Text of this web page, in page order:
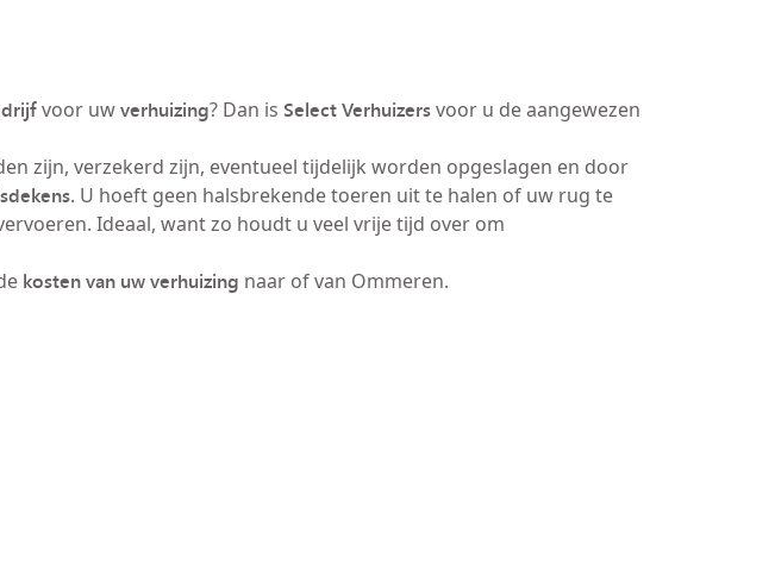
voor uwverhuizing? Dan is Select Verhuizersvoor u de aangewezen
zijn, verzekerd zijn, eventueel tijdelijk worden opgeslagen en door
. U hoeft geen halsbrekende toeren uit te halen of uw rug te
Ideaal, want zo houdt u veel vrije tijd over om
kosten van uw verhuizing naar of van Ommeren.